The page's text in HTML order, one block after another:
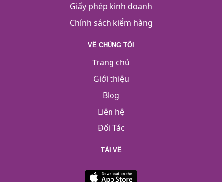
Giấy phép kinh doanh
Chính sách kiểm hàng
VỀ CHÚNG TÔI
Trang chủ
Giới thiệu
Blog
Liên hệ
Đối Tác
TẢI VỀ